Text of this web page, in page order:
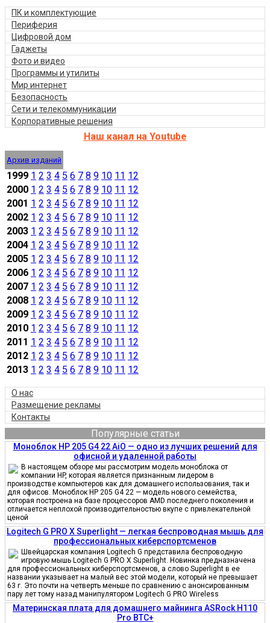
ПК и комплектующие
Периферия
Цифровой дом
Гаджеты
Фото и видео
Программы и утилиты
Мир интернет
Безопасность
Сети и телекоммуникации
Корпоративные решения
Наш канал на Youtube
Архив изданий
1999 1 2 3 4 5 6 7 8 9 10 11 12
2000 1 2 3 4 5 6 7 8 9 10 11 12
2001 1 2 3 4 5 6 7 8 9 10 11 12
2002 1 2 3 4 5 6 7 8 9 10 11 12
2003 1 2 3 4 5 6 7 8 9 10 11 12
2004 1 2 3 4 5 6 7 8 9 10 11 12
2005 1 2 3 4 5 6 7 8 9 10 11 12
2006 1 2 3 4 5 6 7 8 9 10 11 12
2007 1 2 3 4 5 6 7 8 9 10 11 12
2008 1 2 3 4 5 6 7 8 9 10 11 12
2009 1 2 3 4 5 6 7 8 9 10 11 12
2010 1 2 3 4 5 6 7 8 9 10 11 12
2011 1 2 3 4 5 6 7 8 9 10 11 12
2012 1 2 3 4 5 6 7 8 9 10 11 12
2013 1 2 3 4 5 6 7 8 9 10 11 12
О нас
Размещение рекламы
Контакты
Популярные статьи
Моноблок HP 205 G4 22 AiO — одно из лучших решений для
офисной и удаленной работы
В настоящем обзоре мы рассмотрим модель моноблока от
компании HP, которая является признанным лидером в
производстве компьютеров как для домашнего использования, так и
для офисов. Моноблок HP 205 G4 22 — модель нового семейства,
которая построена на базе процессоров AMD последнего поколения и
отличается неплохой производительностью вкупе с привлекательной
ценой
Logitech G PRO X Superlight — легкая беспроводная мышь для
профессиональных киберспортсменов
Швейцарская компания Logitech G представила беспроводную
игровую мышь Logitech G PRO X Superlight. Новинка предназначена
для профессиональных киберспортсменов, а слово Superlight в ее
названии указывает на малый вес этой модели, который не превышает
63 г. Это почти на четверть меньше по сравнению с анонсированным
пару лет тому назад манипулятором Logitech G PRO Wireless
Материнская плата для домашнего майнинга ASRock H110
Pro BTC+